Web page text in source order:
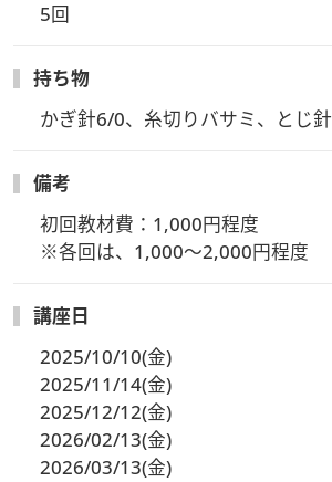
5回
持ち物
かぎ針6/0、糸切りバサミ、とじ針
備考
初回教材費：1,000円程度
※各回は、1,000～2,000円程度
講座日
2025/10/10(金)
2025/11/14(金)
2025/12/12(金)
2026/02/13(金)
2026/03/13(金)